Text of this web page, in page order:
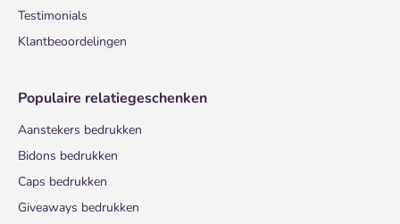
Testimonials
Klantbeoordelingen
Populaire relatiegeschenken
Aanstekers bedrukken
Bidons bedrukken
Caps bedrukken
Giveaways bedrukken